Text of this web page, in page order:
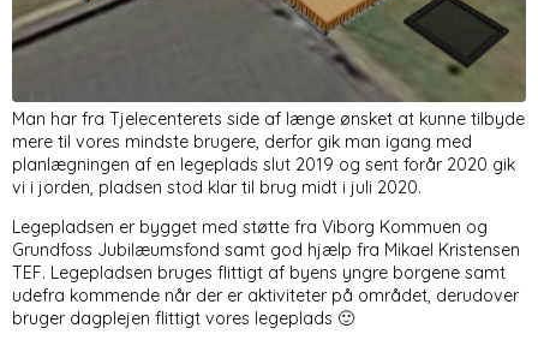
Man har fra Tjelecenterets side af længe ønsket at kunne tilbyde
mere til vores mindste brugere, derfor gik man igang med
planlægningen af en legeplads slut 2019 og sent forår 2020 gik
vi i jorden, pladsen stod klar til brug midt i juli 2020.
Legepladsen er bygget med støtte fra Viborg Kommuen og
Grundfoss Jubilæumsfond samt god hjælp fra Mikael Kristensen
TEF. Legepladsen bruges flittigt af byens yngre borgene samt
udefra kommende når der er aktiviteter på området, derudover
bruger dagplejen flittigt vores legeplads 🙂